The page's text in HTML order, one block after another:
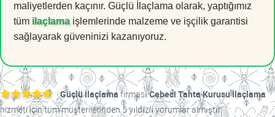
maliyetlerden kaçınır. Güçlü İlaçlama olarak, yaptığımız
tüm ilaçlamaişlemlerinde malzeme ve işçilik garantisi
sağlayarak güveninizi kazanıyoruz.
Güçlü İlaçlamafirmasıCebeci Tahta Kurusu İlaçlama
hizmeti için tüm müşterilerinden 5 yıldızlı yorumlar almıştır.